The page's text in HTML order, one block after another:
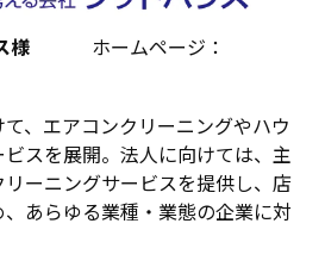
ウス様 ホームページ：
、エアコンクリーニングやハウ
スを展開。法人に向けては、主
ーニングサービスを提供し、店
あらゆる業種・業態の企業に対